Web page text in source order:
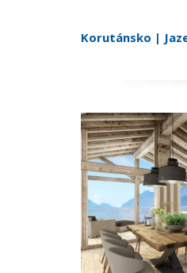
Korutánsko |